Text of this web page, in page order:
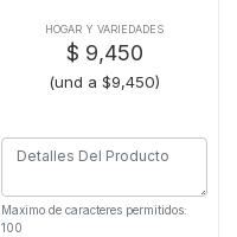
HOGAR Y VARIEDADES
$ 9,450
(und a $9,450)
Maximo de caracteres permitidos:
100